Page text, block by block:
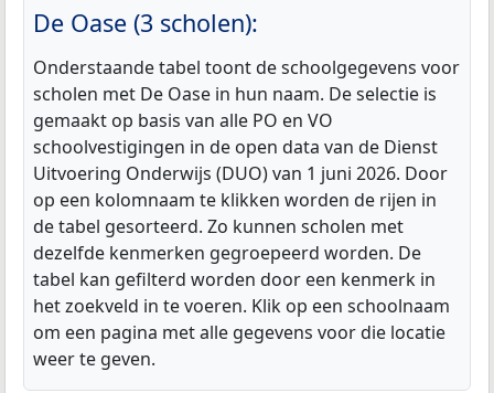
De Oase (3 scholen):
Onderstaande tabel toont de schoolgegevens voor
scholen met De Oase in hun naam. De selectie is
gemaakt op basis van alle PO en VO
schoolvestigingen in de open data van de Dienst
Uitvoering Onderwijs (DUO) van 1 juni 2026. Door
op een kolomnaam te klikken worden de rijen in
de tabel gesorteerd. Zo kunnen scholen met
dezelfde kenmerken gegroepeerd worden. De
tabel kan gefilterd worden door een kenmerk in
het zoekveld in te voeren. Klik op een schoolnaam
om een pagina met alle gegevens voor die locatie
weer te geven.